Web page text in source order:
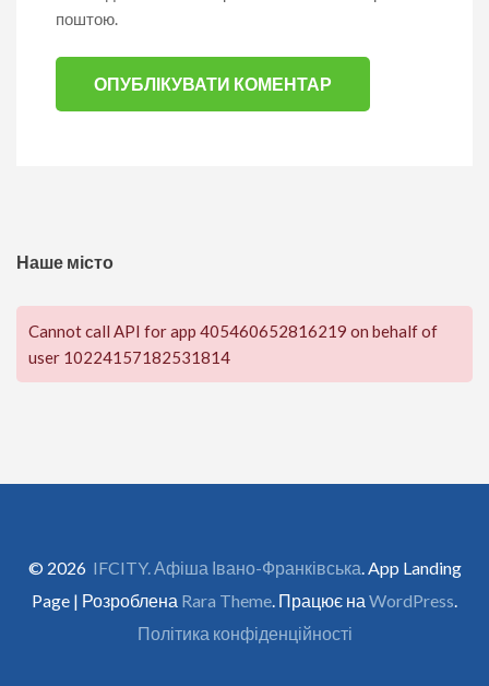
поштою.
Наше місто
Cannot call API for app 405460652816219 on behalf of
user 10224157182531814
© 2026 IFCITY. Афіша Івано-Франківська . App Landing
Page | Розроблена Rara Theme . Працює на WordPress
Політика конфіденційності